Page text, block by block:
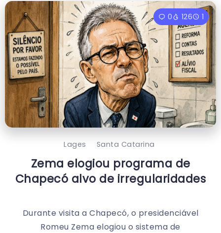
0 126 1
Lages Santa Catarina
Zema elogiou programa de
Chapecó alvo de irregularidades
Durante visita a Chapecó, o presidenciável
Romeu Zema elogiou o sistema de